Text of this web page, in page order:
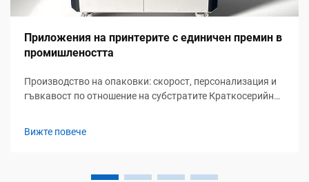
Приложения на принтерите с единичен премин в
промишлеността
Производство на опаковки: скорост, персонализация и
гъвкавост по отношение на субстратите Краткосерийна
изключително подходящи за производството на
Вижте повече